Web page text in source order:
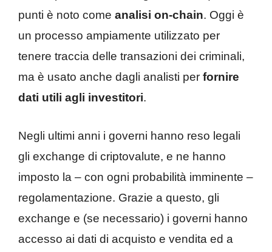
punti è noto come analisi on-chain. Oggi è
un processo ampiamente utilizzato per
tenere traccia delle transazioni dei criminali,
ma è usato anche dagli analisti per fornire
dati utili agli investitori.
Negli ultimi anni i governi hanno reso legali
gli exchange di criptovalute, e ne hanno
imposto la – con ogni probabilità imminente –
regolamentazione. Grazie a questo, gli
exchange e (se necessario) i governi hanno
accesso ai dati di acquisto e vendita ed a